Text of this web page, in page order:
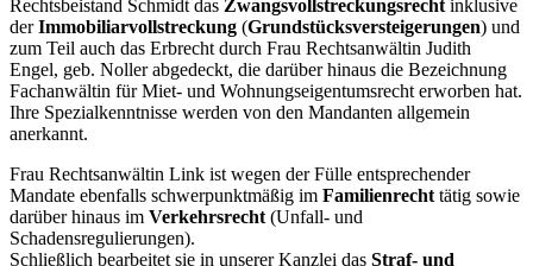
Rechtsbeistand Schmidt das Zwangsvollstreckungsrecht inklusive
derImmobiliarvollstreckung (Grundstücksversteigerungen) und
zum Teil auch das Erbrecht durch Frau Rechtsanwältin Judith
Engel, geb. Noller abgedeckt, die darüber hinaus die Bezeichnung
Fachanwältin für Miet- und Wohnungseigentumsrecht erworben hat.
Ihre Spezialkenntnisse werden von den Mandanten allgemein
anerkannt.
Frau Rechtsanwältin Link ist wegen der Fülle entsprechender
Mandate ebenfalls schwerpunktmäßig im Familienrecht tätig sowie
darüber hinaus im Verkehrsrecht (Unfall- und
Schadensregulierungen).
Schließlich bearbeitet sie in unserer Kanzlei das Straf- und